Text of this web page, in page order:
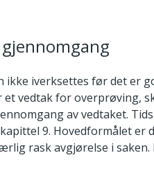
ikke iverksettes før det er
vedtak for overprøving,
av vedtaket.
9. Hovedformålet er
rask avgjørelse i